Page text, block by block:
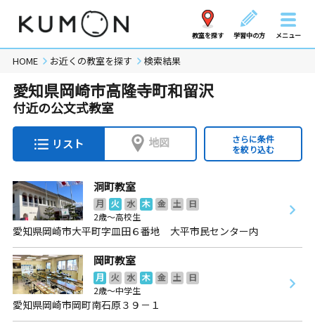
教室を探す 学習中の方 メニュー
HOME お近くの教室を探す 検索結果
愛知県岡崎市高隆寺町和留沢
付近の公文式教室
リスト 地図
さらに条件
を絞り込む
洞町教室
月 火 水 木 金 土
日
2歳～高校生
愛知県岡崎市大平町字皿田６番地 大平市民センター内
岡町教室
月 火 水 木 金 土
日
2歳～中学生
愛知県岡崎市岡町南石原３９－１